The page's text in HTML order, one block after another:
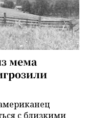
мема
с близкими